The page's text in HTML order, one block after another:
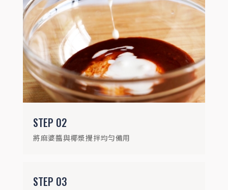
STEP 02
將麻婆醬與椰漿攪拌均勻備用
STEP 03
STEP04
玻璃容器中倒入筆管麵，加入300ml熱水及